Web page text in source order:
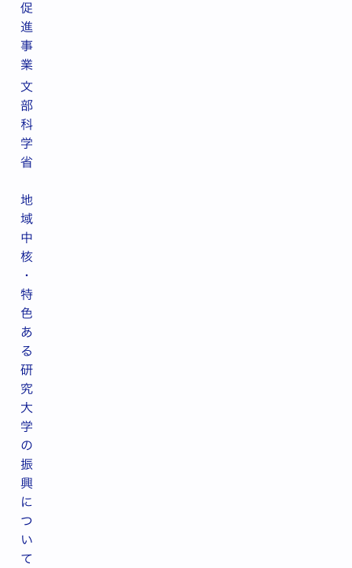
促
進
事
業
文
部
科
学
省
地
域
中
核
・
特
色
あ
る
研
究
大
学
の
振
興
に
つ
い
て